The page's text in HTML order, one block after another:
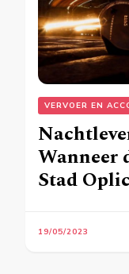
VERVOER EN
Wanneer
Stad
19/05/2023